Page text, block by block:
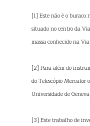
[1] Este não é o buraco
situado no centro da
massa conhecido na
[2] Para além do
do Telescópio Mercator
Universidade de
[3] Este trabalho de